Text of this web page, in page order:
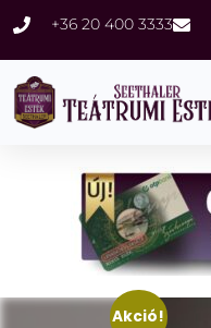
+36 20 400 3333
Akció!